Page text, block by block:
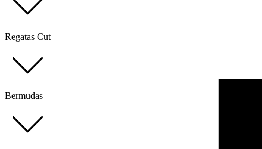
Regatas Cut
Bermudas